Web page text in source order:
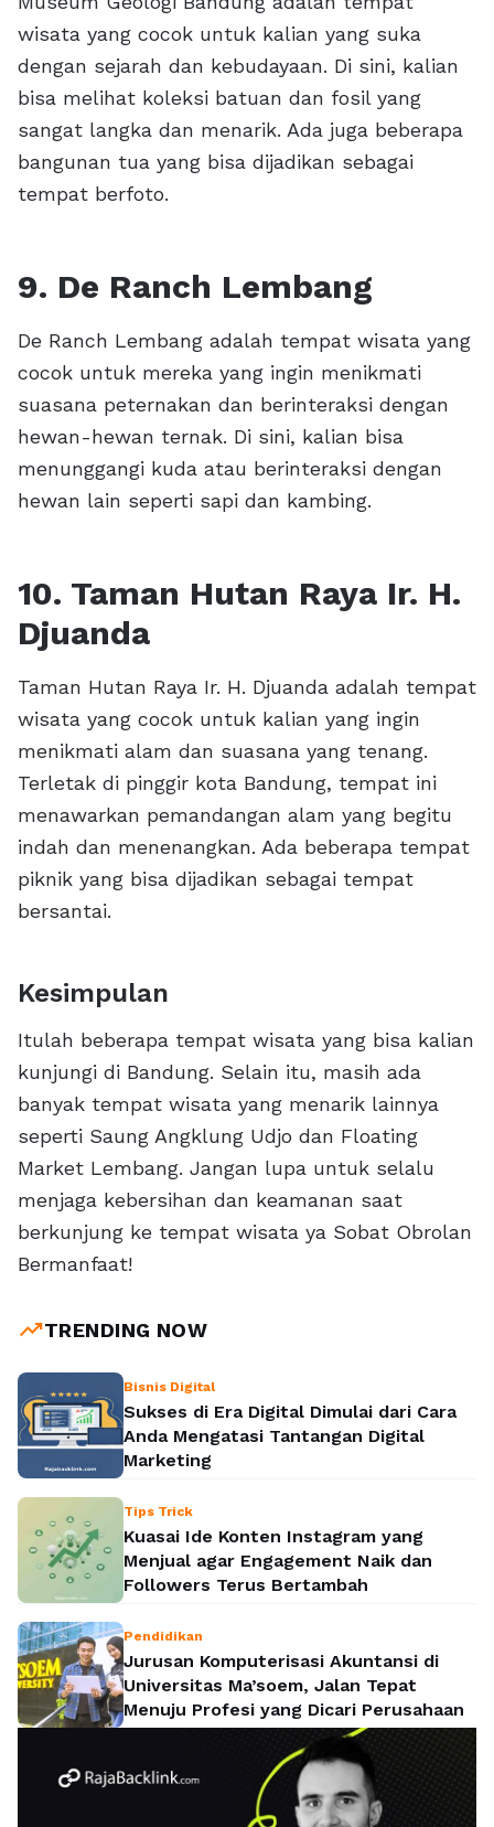
wisata yang cocok untuk kalian yang suka
dengan sejarah dan kebudayaan. Di sini, kalian
bisa melihat koleksi batuan dan fosil yang
sangat langka dan menarik. Ada juga beberapa
bangunan tua yang bisa dijadikan sebagai
tempat berfoto.
9. De Ranch Lembang
De Ranch Lembang adalah tempat wisata yang
cocok untuk mereka yang ingin menikmati
suasana peternakan dan berinteraksi dengan
hewan-hewan ternak. Di sini, kalian bisa
menunggangi kuda atau berinteraksi dengan
hewan lain seperti sapi dan kambing.
10. Taman Hutan Raya Ir. H.
Djuanda
Taman Hutan Raya Ir. H. Djuanda adalah tempat
wisata yang cocok untuk kalian yang ingin
menikmati alam dan suasana yang tenang.
Terletak di pinggir kota Bandung, tempat ini
menawarkan pemandangan alam yang begitu
indah dan menenangkan. Ada beberapa tempat
piknik yang bisa dijadikan sebagai tempat
bersantai.
Kesimpulan
Itulah beberapa tempat wisata yang bisa kalian
kunjungi di Bandung. Selain itu, masih ada
banyak tempat wisata yang menarik lainnya
seperti Saung Angklung Udjo dan Floating
Market Lembang. Jangan lupa untuk selalu
menjaga kebersihan dan keamanan saat
berkunjung ke tempat wisata ya Sobat Obrolan
Bermanfaat!
trending_upTRENDING NOW
Bisnis Digital
Sukses di Era Digital Dimulai dari Cara
Anda Mengatasi Tantangan Digital
Marketing
Tips Trick
Kuasai Ide Konten Instagram yang
Menjual agar Engagement Naik dan
Followers Terus Bertambah
Pendidikan
Jurusan Komputerisasi Akuntansi di
Universitas Ma’soem, Jalan Tepat
Menuju Profesi yang Dicari Perusahaan